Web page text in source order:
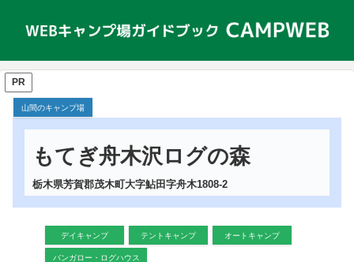
PR
山間のキャンプ場
もてぎ舟木沢ログの森
栃木県芳賀郡茂木町大字鮎田字舟木1808-2
デイキャンプ テントキャンプ オートキャンプ
バンガロー・ログハウス